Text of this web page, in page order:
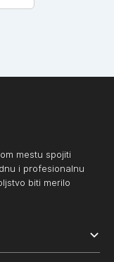
mestu spojiti
i profesionalnu
biti merilo